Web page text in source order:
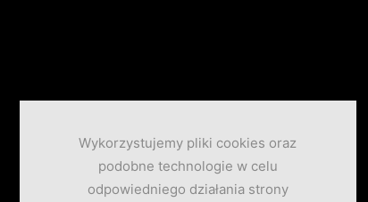
Wykorzystujemy pliki cookies oraz
podobne technologie w celu
odpowiedniego działania strony